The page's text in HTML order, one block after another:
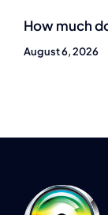
How much
August 6, 2026